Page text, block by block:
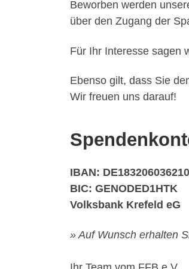
Beworben werden
über den Zugang der
Für Ihr Interesse sagen
Ebenso gilt, dass Sie
Wir freuen uns darauf!
IBAN:
BIC: GENODED1HTK
Volksbank Krefeld eG
» Auf Wunsch erhalten